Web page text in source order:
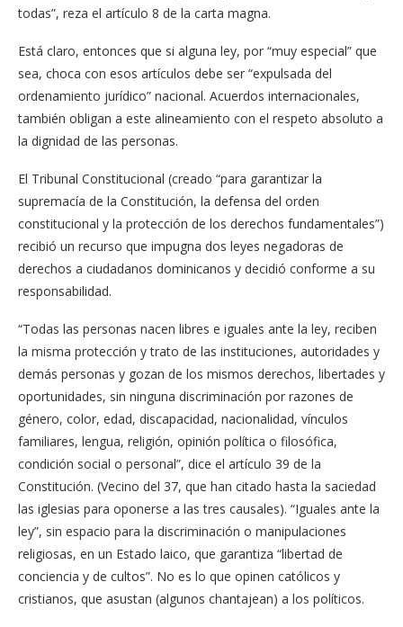
todas”, reza el artículo 8 de la carta magna.
Está claro, entonces que si alguna ley, por “muy especial” que
sea, choca con esos artículos debe ser “expulsada del
ordenamiento jurídico” nacional. Acuerdos internacionales,
también obligan a este alineamiento con el respeto absoluto a
la dignidad de las personas.
El Tribunal Constitucional (creado “para garantizar la
supremacía de la Constitución, la defensa del orden
constitucional y la protección de los derechos fundamentales”)
recibió un recurso que impugna dos leyes negadoras de
derechos a ciudadanos dominicanos y decidió conforme a su
responsabilidad.
“Todas las personas nacen libres e iguales ante la ley, reciben
la misma protección y trato de las instituciones, autoridades y
demás personas y gozan de los mismos derechos, libertades y
oportunidades, sin ninguna discriminación por razones de
género, color, edad, discapacidad, nacionalidad, vínculos
familiares, lengua, religión, opinión política o filosófica,
condición social o personal”, dice el artículo 39 de la
Constitución. (Vecino del 37, que han citado hasta la saciedad
las iglesias para oponerse a las tres causales). “Iguales ante la
ley”, sin espacio para la discriminación o manipulaciones
religiosas, en un Estado laico, que garantiza “libertad de
conciencia y de cultos”. No es lo que opinen católicos y
cristianos, que asustan (algunos chantajean) a los políticos.